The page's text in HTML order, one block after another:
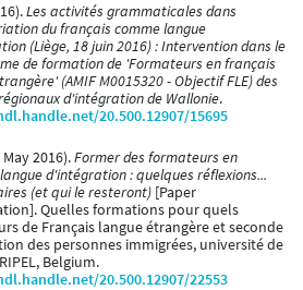
Les activités grammaticales dans
du français comme langue
(Liège, 18 juin 2016) : Intervention dans le
de formation de 'Formateurs en français
(AMIF M0015320 - Objectif FLE) des
d'intégration de Wallonie.
20.500.12907/15695
2016).Former des formateurs en
d'intégration : quelques réflexions...
(et qui le resteront) [Paper
Quelles formations pour quels
de Français langue étrangère et seconde
des personnes immigrées, université de
Belgium.
20.500.12907/22553